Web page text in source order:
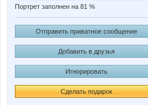
Портрет заполнен на 81 %
Отправить приватное сообщение
Добавить в друзья
Игнорировать
Сделать подарок